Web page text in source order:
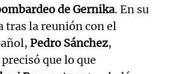
de Gernika. En su
tras la reunión con el
Pedro Sánchez,
precisó que lo que